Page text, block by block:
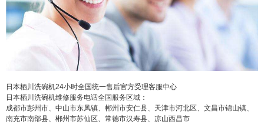
日本栖川洗碗机24小时全国统一售后官方受理客服中心
日本栖川洗碗机维修服务电话全国服务区域：
成都市彭州市、中山市东凤镇、郴州市安仁县、天津市河北区、文昌市锦山镇、
南充市南部县、郴州市苏仙区、常德市汉寿县、凉山西昌市
2 元 5 元 10
20 元 50 元 自定义
付费内容
¥ 6位以上